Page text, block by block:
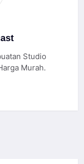
Studio
Murah.